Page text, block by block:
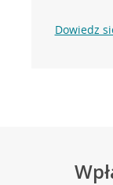
Dowiedz